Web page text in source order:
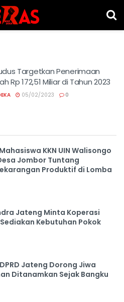
Targetkan Penerimaan
Rp 172,51 Miliar di Tahun 2023
05/02/2023 0
KKN UIN Walisongo
Jombor Tuntang
Produktif di Lomba
Jateng Minta Koperasi
Kebutuhan Pokok
Jateng Dorong Jiwa
Ditanamkan Sejak Bangku